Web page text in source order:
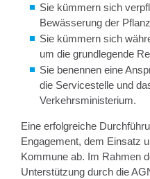
Sie kümmern sich
Bewässerung der
Sie kümmern sich
um die grundlegende
Sie benennen eine
die Servicestelle und
Verkehrsministerium.
Eine erfolgreiche
Engagement, dem Einsatz
Kommune ab. Im Rahmen
Unterstützung durch die